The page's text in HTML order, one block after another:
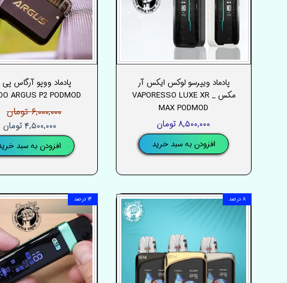
پادماد ویپرسو لوکس ایکس آر
مکس _ VAPORESSO LUXE XR
MAX PODMOD
۸,۵۰۰,۰۰۰ تومان
افزودن به سبد خرید
ARGUS P2 PODMOD
۶,۰۰۰,۰۰۰ تومان
۴,۵۰۰,۰۰۰ تومان
افزودن به سبد
۸ درصد ۱۴ درصد